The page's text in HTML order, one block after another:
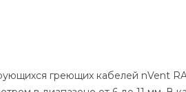
греющих кабелей nVent